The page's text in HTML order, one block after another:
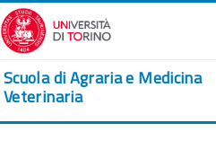
Vai al contenuto principale
Scuola di Agraria e Medicina
Veterinaria